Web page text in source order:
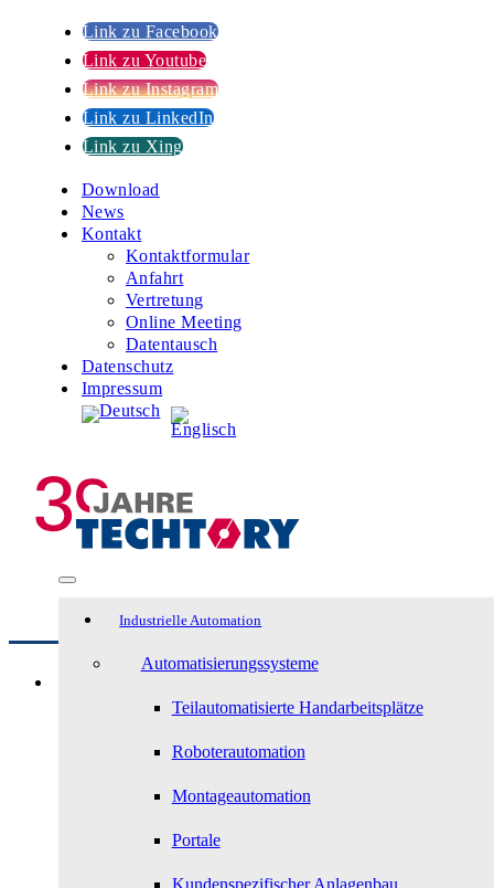
Link zu Facebook
Link zu Youtube
Link zu Instagram
Link zu LinkedIn
Link zu Xing
Download
News
Kontakt
Kontaktformular
Anfahrt
Vertretung
Online Meeting
Datentausch
Datenschutz
Impressum
Industrielle Automation
Automatisierungssysteme
Teilautomatisierte Handarbeitsplätze
Roboterautomation
Montageautomation
Portale
Kundenspezifischer Anlagenbau